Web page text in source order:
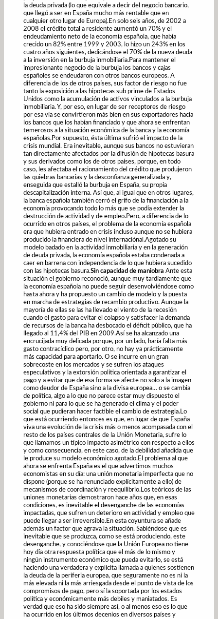
la deuda privada (lo que equivale a decir del negocio bancario,
que llegó a ser en España mucho más rentable que en
cualquier otro lugar de Europa).En solo seis años, de 2002 a
2008 el crédito total a residente aumentó un 70% y el
endeudamiento neto de la economía española, que había
crecido un 82% entre 1999 y 2003, lo hizo un 243% en los
cuatro años siguientes, dedicándose el 70% de la nueva deuda
a la inversión en la burbuja inmobiliaria.Para mantener el
impresionante negocio de la burbuja los bancos y cajas
españoles se endeudaron con otros bancos europeos. A
diferencia de los de otros países, sus factor de riesgo no fue
tanto la exposición a las hipotecas sub prime de Estados
Unidos como la acumulación de activos vinculados a la burbuja
inmobiliaria. Y, por eso, en lugar de ser receptores de riesgo
por esa vía se convirtieron más bien en sus exportadores hacia
los bancos que los habían financiado y que ahora se enfrentan
temerosos a la situación económica de la banca y la economía
españolas.Por supuesto, ésta última sufrió el impacto de la
crisis mundíal. Era inevitable, aunque sus bancos no estuvieran
tan directamente afectados por la difusión de hipotecas basura
y sus derivados como los de otros países, porque, en todo
caso, les afectaba el racionamiento del crédito que produjeron
las quiebras bancarias y la desconfianza generalizada y,
enseguida que estalló la burbuja en España, su propia
descapitalización interna. Así que, al igual que en otros lugares,
la banca española también cerró el grifo de la financiación a la
economía provocando todo lo más que se podía extender la
destrucción de actividad y de empleo.Pero, a diferencia de lo
ocurrido en otros países, el problema de la economía española
era que hubiera entrado en crisis incluso aunque no se hubiera
producido la financiera de nivel internaciónal.Agotado su
modelo badado en la actividad inmobiliaria y en la generación
de deuda privada, la economía española estaba condenada a
caer en barrena con independencia de lo que hubiera sucedido
con las hipotecas basura.Sin capacidad de maniobra Ante esta
situación el gobierno reconoció, aunque muy tardíamente que
la economía española no puede seguir desenvolviéndose como
hasta ahora y ha propuesto un cambio de modelo y la puesta
en marcha de estrategias de recambio productivo. Aunque la
mayoría de ellas se las ha llevado el viento de la recesión
cuando el gasto para evitar el colapso y satisfacer la demanda
de recursos de la banca ha desbocado el déficit público, que ha
llegado al 11,4% del PIB en 2009.Así se ha alcanzado una
encrucijada muy delicada porque, por un lado, haría falta más
gasto contracíclico pero, por otro, no hay ya prácticamente
más capacidad para aportarlo. O se incurre en un gran
sobrecoste en los mercados y se sufren los ataques
especulativos y la extorsión política orientada a garantizar el
pago y a evitar que de esa forma se afecte no solo a la imagen
como deudor de España sino a la divisa europea… o se cambia
de política, algo a lo que no parece estar muy dispuesto el
gobierno ni para lo que se ha generado el clima y el poder
social que pudieran hacer factible el cambio de estrategia.Lo
que está ocurriendo entonces es que, en lugar de que España
viva una evolución de la crisis más o menos acompasada con el
resto de los países centrales de la Unión Monetaria, sufre lo
que llamamos un típico impacto asimétrico con respecto a ellos
y como consecuencia, en este caso, de la debilidad añadida que
le produce su modelo económico agotado.El problema al que
ahora se enfrenta España es el que advertimos muchos
economistas en su día: una unión monetaria imperfecta que no
dispone (porque se ha renunciado explícitamente a ello) de
mecanismos de coordinación y reequilibrio.Los teóricos de las
uniones monetarias demostraron hace años que, en esas
condiciones, es inevitable el desenganche de las economías
impactadas, que sufren un deterioro en actividad y empleo que
puede llegar a ser irreversible.En esta coyuntura se añade
además un factor que agrava la situación. Sabiéndose que es
inevitable que se produzca, como se está produciendo, este
desenganche, y conociéndose que la Unión Europea no tiene
hoy día otra respuesta política que el más de lo mismo y
ningún instrumento económico que pueda evitarlo, se está
haciendo una verdadera y explícita llamada a quienes sostienen
la deuda de la periferia europea, que seguramente no es ni la
más elevada ni la más arriesgada desde el punto de vista de los
compromisos de pago, pero sí la soportada por los estados
política y económicamente más debiles y maniatados. Es
verdad que eso ha sido siempre así, o al menos eso es lo que
ha ocurrido en los últimos decenios en diversos países y